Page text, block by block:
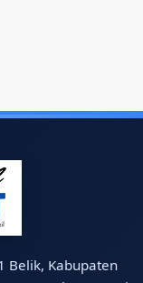
Belik, Kabupaten